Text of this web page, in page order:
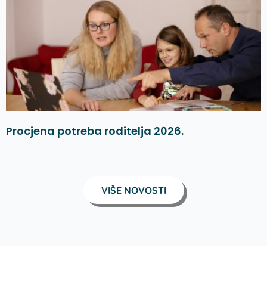
Procjena potreba roditelja 2026.
VIŠE NOVOSTI